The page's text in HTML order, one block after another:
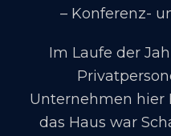
– Konferenz-
Im Laufe der
Unternehmen hier
das Haus war